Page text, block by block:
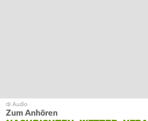
Zum Anhören